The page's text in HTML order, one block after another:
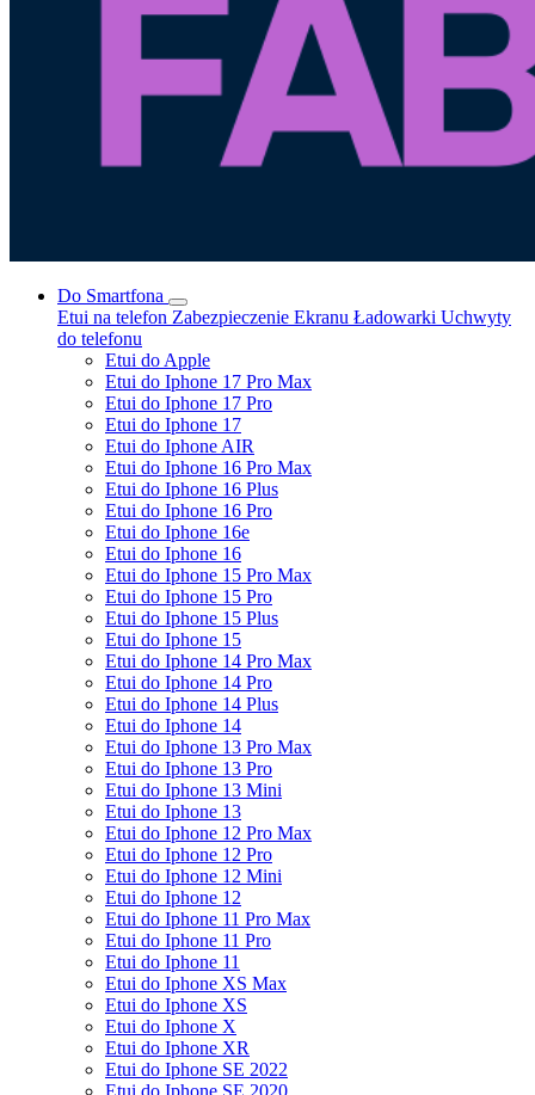
Do Smartfona
Etui na telefon Zabezpieczenie Ekranu Ładowarki Uchwyty
do telefonu
Etui do Apple
Etui do Iphone 17 Pro Max
Etui do Iphone 17 Pro
Etui do Iphone 17
Etui do Iphone AIR
Etui do Iphone 16 Pro Max
Etui do Iphone 16 Plus
Etui do Iphone 16 Pro
Etui do Iphone 16e
Etui do Iphone 16
Etui do Iphone 15 Pro Max
Etui do Iphone 15 Pro
Etui do Iphone 15 Plus
Etui do Iphone 15
Etui do Iphone 14 Pro Max
Etui do Iphone 14 Pro
Etui do Iphone 14 Plus
Etui do Iphone 14
Etui do Iphone 13 Pro Max
Etui do Iphone 13 Pro
Etui do Iphone 13 Mini
Etui do Iphone 13
Etui do Iphone 12 Pro Max
Etui do Iphone 12 Pro
Etui do Iphone 12 Mini
Etui do Iphone 12
Etui do Iphone 11 Pro Max
Etui do Iphone 11 Pro
Etui do Iphone 11
Etui do Iphone XS Max
Etui do Iphone XS
Etui do Iphone X
Etui do Iphone XR
Etui do Iphone SE 2022
Etui do Iphone SE 2020